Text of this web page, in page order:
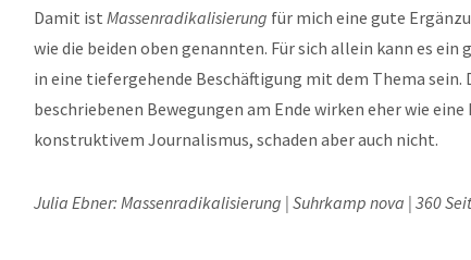
Damit ist Massenradikalisierung für mich eine gute
wie die beiden oben genannten. Für sich allein kann es ein
in eine tiefergehende Beschäftigung mit dem Thema sein.
beschriebenen Bewegungen am Ende wirken eher wie
konstruktivem Journalismus, schaden aber auch nicht.
Julia Ebner: Massenradikalisierung | Suhrkamp nova | 360